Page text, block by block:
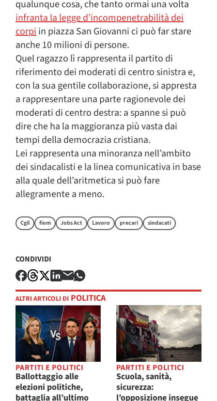
qualunque cosa, che tanto ormai una volta
infranta la legge d’incompenetrabilità dei
corpiin piazza San Giovanni ci può far stare
anche 10 milioni di persone.
Quel ragazzo lì rappresenta il partito di
riferimento dei moderati di centro sinistra e,
con la sua gentile collaborazione, si appresta
a rappresentare una parte ragionevole dei
moderati di centro destra: a spanne si può
dire che ha la maggioranza più vasta dai
tempi della democrazia cristiana.
Lei rappresenta una minoranza nell’ambito
dei sindacalisti e la linea comunicativa in base
alla quale dell’aritmetica si può fare
allegramente a meno.
Cgil fiom Jobs Act Lavoro precari sindacati
CONDIVIDI
ALTRI ARTICOLI DI POLITICA
PARTITI E POLITICI
Ballottaggio alle
elezioni politiche,
battaglia all’ultimo
PARTITI E POLITICI
Scuola, sanità,
sicurezza:
l’opposizione insegue